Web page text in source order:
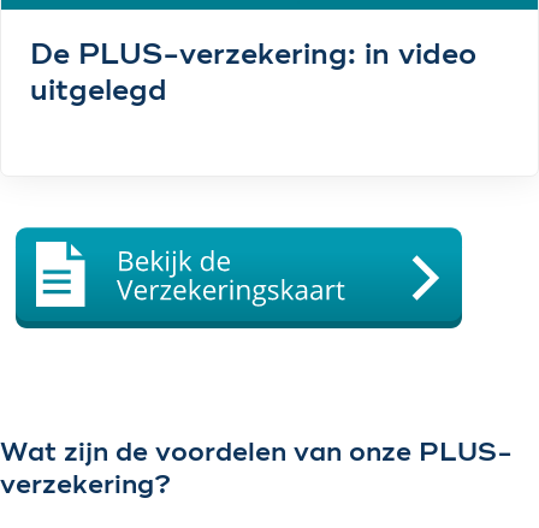
De PLUS-verzekering: in video
uitgelegd
Wat zijn de voordelen van onze PLUS-
verzekering?